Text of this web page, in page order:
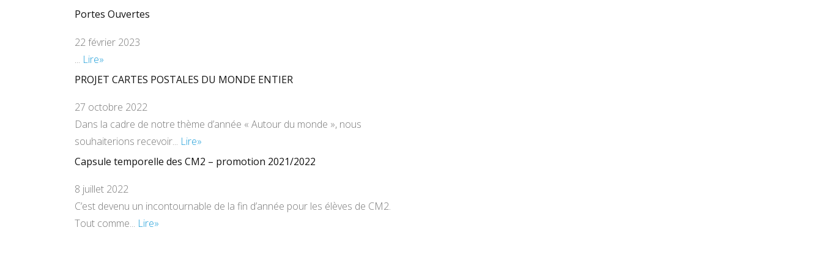
Portes Ouvertes
22 février 2023
... Lire»
PROJET CARTES POSTALES DU MONDE ENTIER
27 octobre 2022
Dans la cadre de notre thème d’année « Autour du monde », nous
souhaiterions recevoir... Lire»
Capsule temporelle des CM2 – promotion 2021/2022
8 juillet 2022
C’est devenu un incontournable de la fin d’année pour les élèves de CM2.
Tout comme... Lire»